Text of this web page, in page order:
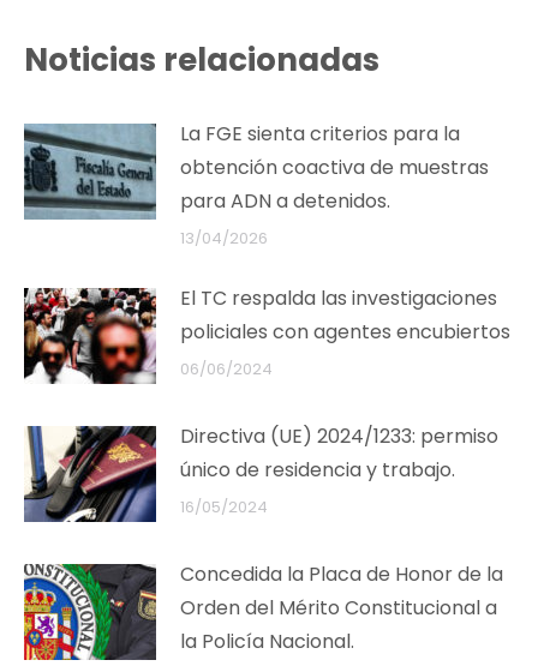
Noticias relacionadas
La FGE sienta criterios para la
obtención coactiva de muestras
para ADN a detenidos.
13/04/2026
El TC respalda las investigaciones
policiales con agentes encubiertos
06/06/2024
Directiva (UE) 2024/1233: permiso
único de residencia y trabajo.
16/05/2024
Concedida la Placa de Honor de la
Orden del Mérito Constitucional a
la Policía Nacional.